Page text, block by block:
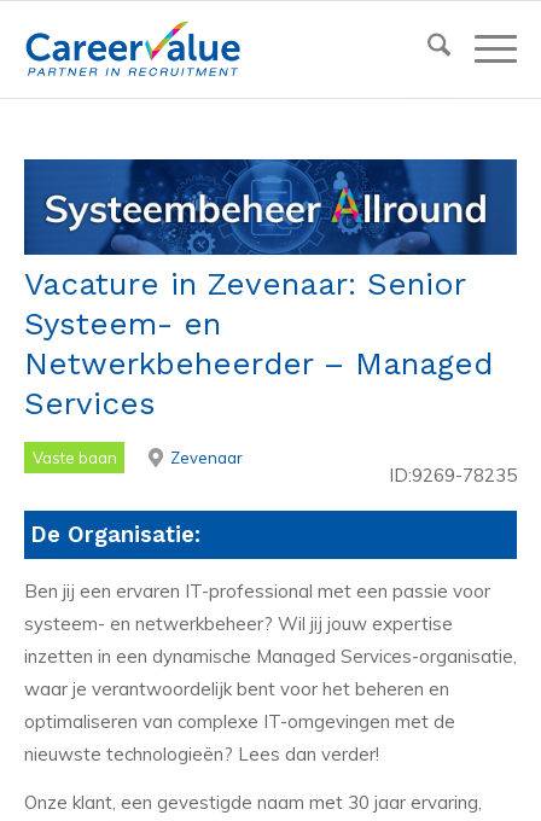
Vacature in Zevenaar: Senior
Systeem- en
Netwerkbeheerder – Managed
Services
Vaste baan Zevenaar
ID:9269-78235
De Organisatie:
Ben jij een ervaren IT-professional met een passie voor
systeem- en netwerkbeheer? Wil jij jouw expertise
inzetten in een dynamische Managed Services-organisatie,
waar je verantwoordelijk bent voor het beheren en
optimaliseren van complexe IT-omgevingen met de
nieuwste technologieën? Lees dan verder!
Onze klant, een gevestigde naam met 30 jaar ervaring,